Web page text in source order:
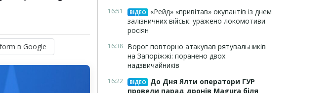
в Google
16:51 ВІДЕО
«Рейд» «привітав» окупантів із днем
залізничних військ: уражено локомотиви
росіян
16:38 Ворог повторно атакував рятувальників
на Запоріжжі: поранено двох
надзвичайників
16:22 ВІДЕО
До Дня Ялти оператори ГУР
провели парад дронів Magura біля